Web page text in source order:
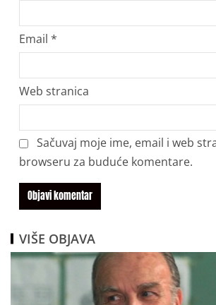
Email *
Web stranica
Sačuvaj moje ime, email i web
browseru za buduće komentare.
VIŠE OBJAVA